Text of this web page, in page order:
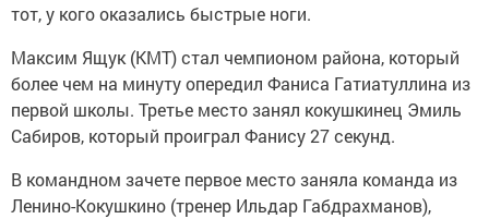
тот, у кого оказались быстрые ноги.
Максим Ящук (КМТ) стал чемпионом района, который
более чем на минуту опередил Фаниса Гатиатуллина из
первой школы. Третье место занял кокушкинец Эмиль
Сабиров, который проиграл Фанису 27 секунд.
В командном зачете первое место заняла команда из
Ленино-Кокушкино (тренер Ильдар Габдрахманов),